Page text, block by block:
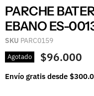
PARCHE
EBANO ES-
SKU PARC0159
Agotado $96.000
Envío gratis desde